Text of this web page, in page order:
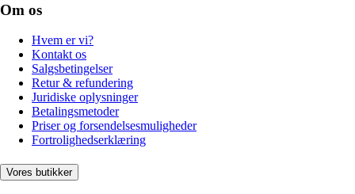
Om os
Hvem er vi?
Kontakt os
Salgsbetingelser
Retur & refundering
Juridiske oplysninger
Betalingsmetoder
Priser og forsendelsesmuligheder
Fortrolighedserklæring
Vores butikker